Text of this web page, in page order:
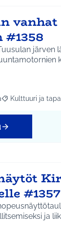
järven
mukaan:
Rajaa tulokset
Kulttuuri ja
#1357
ja